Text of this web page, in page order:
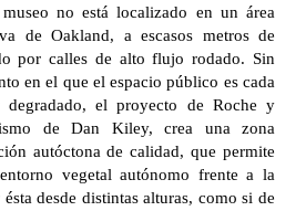
no está localizado en un área
de Oakland, a escasos metros de
por calles de alto flujo rodado. Sin
en el que el espacio público es cada
degradado, el proyecto de Roche y
de Dan Kiley, crea una zona
autóctona de calidad, que permite
vegetal autónomo frente a la
desde distintas alturas, como si de